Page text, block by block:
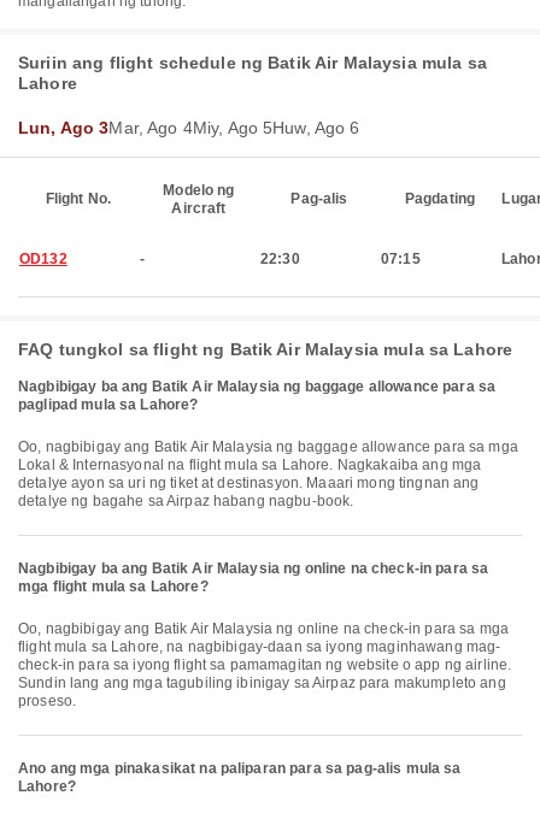
Suriin ang flight schedule ng Batik Air Malaysia mula sa
Lahore
Lun, Ago 3Mar, Ago 4Miy, Ago 5Huw, Ago 6
Flight No.
Modelo ng
Aircraft
Pag-alis Pagdating
OD132 - 22:30 07:15
FAQ tungkol sa flight ng Batik Air Malaysia mula sa Lahore
Nagbibigay ba ang Batik Air Malaysia ng baggage allowance para sa
paglipad mula sa Lahore?
Oo, nagbibigay ang Batik Air Malaysia ng baggage allowance para sa mga
Lokal & Internasyonal na flight mula sa Lahore. Nagkakaiba ang mga
detalye ayon sa uri ng tiket at destinasyon. Maaari mong tingnan ang
detalye ng bagahe sa Airpaz habang nagbu-book.
Nagbibigay ba ang Batik Air Malaysia ng online na check-in para sa
mga flight mula sa Lahore?
Oo, nagbibigay ang Batik Air Malaysia ng online na check-in para sa mga
flight mula sa Lahore, na nagbibigay-daan sa iyong maginhawang mag-
check-in para sa iyong flight sa pamamagitan ng website o app ng airline.
Sundin lang ang mga tagubiling ibinigay sa Airpaz para makumpleto ang
proseso.
Ano ang mga pinakasikat na paliparan para sa pag-alis mula sa
Lahore?